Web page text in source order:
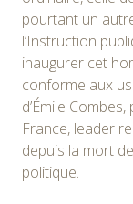
pourtant un
l’Instruction
inaugurer cet
conforme aux
d’Émile
France, leader
depuis la mort
politique.